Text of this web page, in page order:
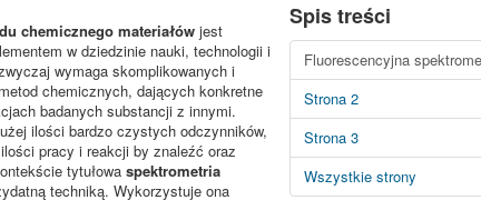
Spis treści
Fluorescencyjna
Strona 2
Strona 3
Wszystkie strony
chemicznego materiałów jest
w dziedzinie nauki, technologii i
wymaga skomplikowanych i
chemicznych, dających konkretne
badanych substancji z innymi.
ilości bardzo czystych odczynników,
pracy i reakcji by znaleźć oraz
tytułowa spektrometria
techniką. Wykorzystuje ona